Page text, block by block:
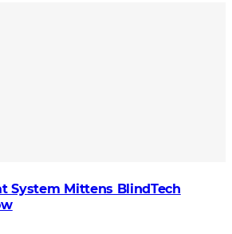
System Mittens BlindTech